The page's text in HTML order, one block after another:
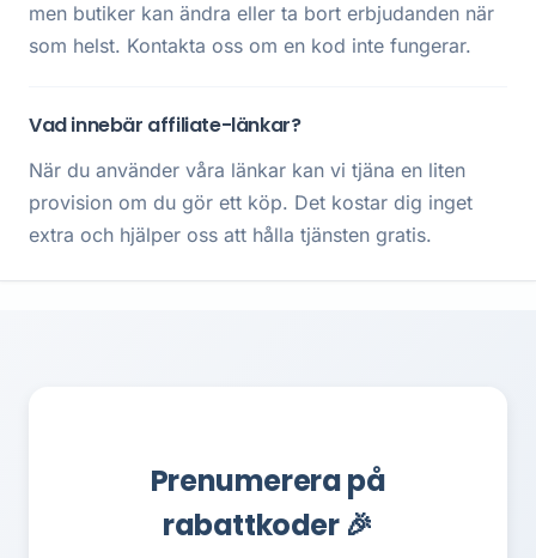
men butiker kan ändra eller ta bort erbjudanden när
som helst. Kontakta oss om en kod inte fungerar.
Vad innebär affiliate-länkar?
När du använder våra länkar kan vi tjäna en liten
provision om du gör ett köp. Det kostar dig inget
extra och hjälper oss att hålla tjänsten gratis.
Prenumerera på
rabattkoder 🎉